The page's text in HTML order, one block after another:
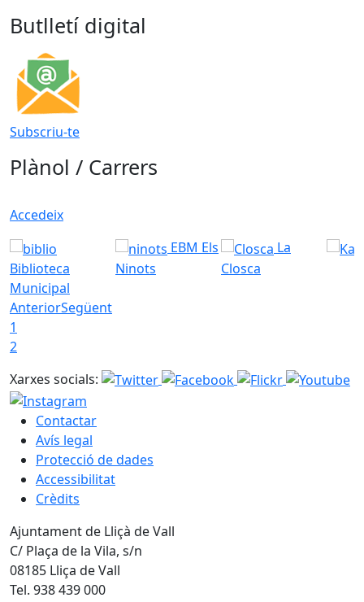
Butlletí digital
Subscriu-te
Plànol / Carrers
Accedeix
Biblioteca
Municipal
EBM Els
Ninots
La
Closca
AnteriorSegüent
1
2
Xarxes socials:
Contactar
Avís legal
Protecció de dades
Accessibilitat
Crèdits
Ajuntament de Lliçà de Vall
C/ Plaça de la Vila, s/n
08185 Lliça de Vall
Tel. 938 439 000